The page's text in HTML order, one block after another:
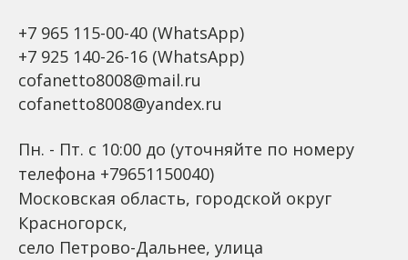
+7 965 115-00-40 (WhatsApp)
+7 925 140-26-16 (WhatsApp)
cofanetto8008@mail.ru
cofanetto8008@yandex.ru
Пн. - Пт. с 10:00 до (уточняйте по номеру
телефона +79651150040)
Московская область, городской округ
Красногорск,
село Петрово-Дальнее, улица